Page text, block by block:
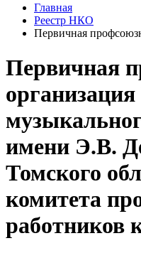
Главная
Реестр НКО
Первичная
Первичная
имени Э.В.
Томского
комитета
работников